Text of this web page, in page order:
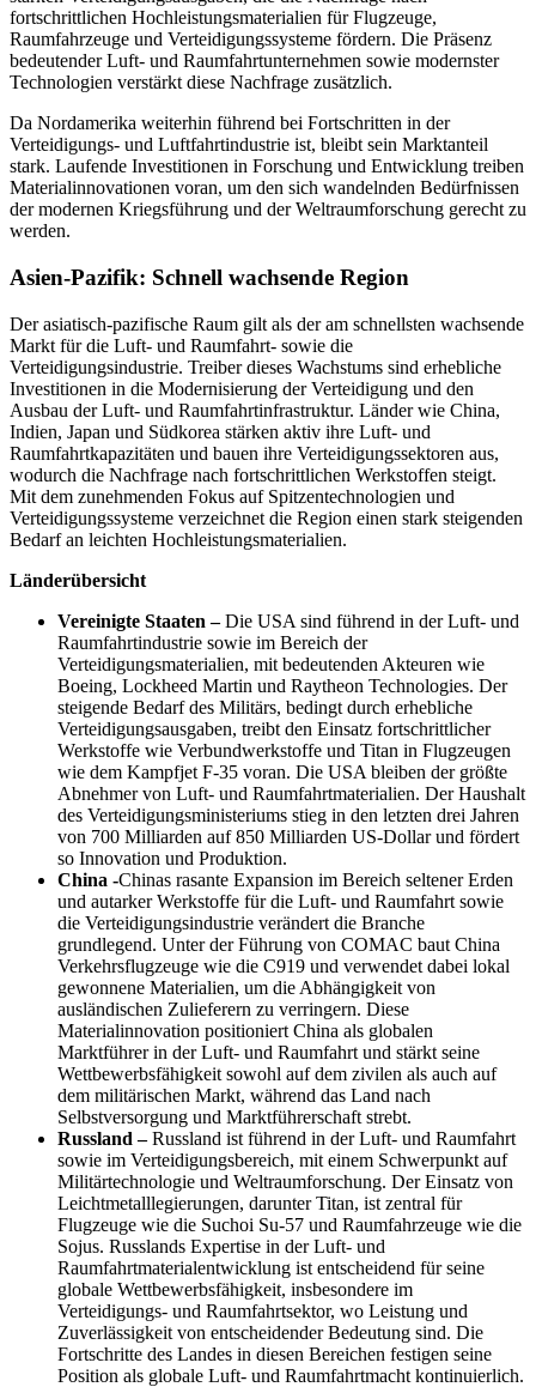
fortschrittlichen Hochleistungsmaterialien für Flugzeuge,
Raumfahrzeuge und Verteidigungssysteme fördern. Die Präsenz
bedeutender Luft- und Raumfahrtunternehmen sowie modernster
Technologien verstärkt diese Nachfrage zusätzlich.
Da Nordamerika weiterhin führend bei Fortschritten in der
Verteidigungs- und Luftfahrtindustrie ist, bleibt sein Marktanteil
stark. Laufende Investitionen in Forschung und Entwicklung treiben
Materialinnovationen voran, um den sich wandelnden Bedürfnissen
der modernen Kriegsführung und der Weltraumforschung gerecht zu
werden.
Asien-Pazifik: Schnell wachsende Region
Der asiatisch-pazifische Raum gilt als der am schnellsten wachsende
Markt für die Luft- und Raumfahrt- sowie die
Verteidigungsindustrie. Treiber dieses Wachstums sind erhebliche
Investitionen in die Modernisierung der Verteidigung und den
Ausbau der Luft- und Raumfahrtinfrastruktur. Länder wie China,
Indien, Japan und Südkorea stärken aktiv ihre Luft- und
Raumfahrtkapazitäten und bauen ihre Verteidigungssektoren aus,
wodurch die Nachfrage nach fortschrittlichen Werkstoffen steigt.
Mit dem zunehmenden Fokus auf Spitzentechnologien und
Verteidigungssysteme verzeichnet die Region einen stark steigenden
Bedarf an leichten Hochleistungsmaterialien.
Länderübersicht
Vereinigte Staaten –Die USA sind führend in der Luft- und
Raumfahrtindustrie sowie im Bereich der
Verteidigungsmaterialien, mit bedeutenden Akteuren wie
Boeing, Lockheed Martin und Raytheon Technologies. Der
steigende Bedarf des Militärs, bedingt durch erhebliche
Verteidigungsausgaben, treibt den Einsatz fortschrittlicher
Werkstoffe wie Verbundwerkstoffe und Titan in Flugzeugen
wie dem Kampfjet F-35 voran. Die USA bleiben der größte
Abnehmer von Luft- und Raumfahrtmaterialien. Der Haushalt
des Verteidigungsministeriums stieg in den letzten drei Jahren
von 700 Milliarden auf 850 Milliarden US-Dollar und fördert
so Innovation und Produktion.
China -Chinas rasante Expansion im Bereich seltener Erden
und autarker Werkstoffe für die Luft- und Raumfahrt sowie
die Verteidigungsindustrie verändert die Branche
grundlegend. Unter der Führung von COMAC baut China
Verkehrsflugzeuge wie die C919 und verwendet dabei lokal
gewonnene Materialien, um die Abhängigkeit von
ausländischen Zulieferern zu verringern. Diese
Materialinnovation positioniert China als globalen
Marktführer in der Luft- und Raumfahrt und stärkt seine
Wettbewerbsfähigkeit sowohl auf dem zivilen als auch auf
dem militärischen Markt, während das Land nach
Selbstversorgung und Marktführerschaft strebt.
Russland –Russland ist führend in der Luft- und Raumfahrt
sowie im Verteidigungsbereich, mit einem Schwerpunkt auf
Militärtechnologie und Weltraumforschung. Der Einsatz von
Leichtmetalllegierungen, darunter Titan, ist zentral für
Flugzeuge wie die Suchoi Su-57 und Raumfahrzeuge wie die
Sojus. Russlands Expertise in der Luft- und
Raumfahrtmaterialentwicklung ist entscheidend für seine
globale Wettbewerbsfähigkeit, insbesondere im
Verteidigungs- und Raumfahrtsektor, wo Leistung und
Zuverlässigkeit von entscheidender Bedeutung sind. Die
Fortschritte des Landes in diesen Bereichen festigen seine
Position als globale Luft- und Raumfahrtmacht kontinuierlich.